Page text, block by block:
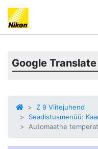
Google Translate
Z 9 Viitejuhend
Seadistusmenüü:
Automaatne